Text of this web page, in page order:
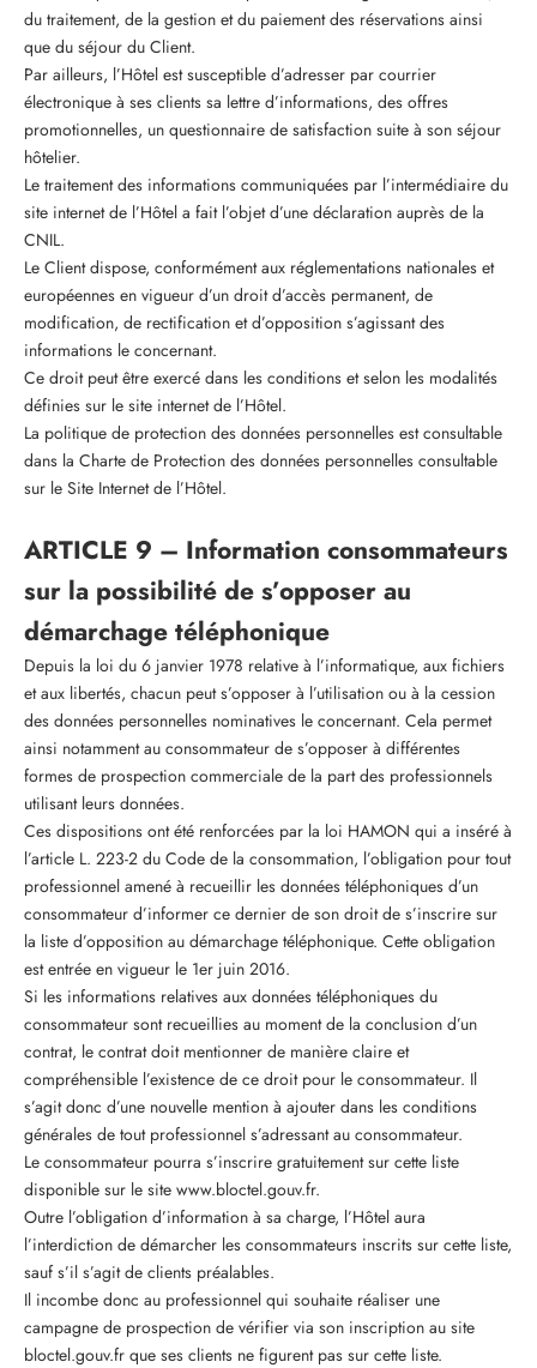
du traitement, de la gestion et du paiement des réservations ainsi
que du séjour du Client.
Par ailleurs, l’Hôtel est susceptible d’adresser par courrier
électronique à ses clients sa lettre d’informations, des offres
promotionnelles, un questionnaire de satisfaction suite à son séjour
hôtelier.
Le traitement des informations communiquées par l’intermédiaire du
site internet de l’Hôtel a fait l’objet d’une déclaration auprès de la
CNIL.
Le Client dispose, conformément aux réglementations nationales et
européennes en vigueur d’un droit d’accès permanent, de
modification, de rectification et d’opposition s’agissant des
informations le concernant.
Ce droit peut être exercé dans les conditions et selon les modalités
définies sur le site internet de l’Hôtel.
La politique de protection des données personnelles est consultable
dans la Charte de Protection des données personnelles consultable
sur le Site Internet de l’Hôtel.
ARTICLE 9 – Information consommateurs
sur la possibilité de s’opposer au
démarchage téléphonique
Depuis la loi du 6 janvier 1978 relative à l’informatique, aux fichiers
et aux libertés, chacun peut s’opposer à l’utilisation ou à la cession
des données personnelles nominatives le concernant. Cela permet
ainsi notamment au consommateur de s’opposer à différentes
formes de prospection commerciale de la part des professionnels
utilisant leurs données.
Ces dispositions ont été renforcées par la loi HAMON qui a inséré à
l’article L. 223-2 du Code de la consommation, l’obligation pour tout
professionnel amené à recueillir les données téléphoniques d’un
consommateur d’informer ce dernier de son droit de s’inscrire sur
la liste d’opposition au démarchage téléphonique. Cette obligation
est entrée en vigueur le 1er juin 2016.
Si les informations relatives aux données téléphoniques du
consommateur sont recueillies au moment de la conclusion d’un
contrat, le contrat doit mentionner de manière claire et
compréhensible l’existence de ce droit pour le consommateur. Il
s’agit donc d’une nouvelle mention à ajouter dans les conditions
générales de tout professionnel s’adressant au consommateur.
Le consommateur pourra s’inscrire gratuitement sur cette liste
disponible sur le site www.bloctel.gouv.fr.
Outre l’obligation d’information à sa charge, l’Hôtel aura
l’interdiction de démarcher les consommateurs inscrits sur cette liste,
sauf s’il s’agit de clients préalables.
Il incombe donc au professionnel qui souhaite réaliser une
campagne de prospection de vérifier via son inscription au site
bloctel.gouv.fr que ses clients ne figurent pas sur cette liste.